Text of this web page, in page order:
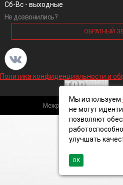
Сб-Вс - выходные
Не дозвонились?
ОБРАТНЫЙ
Политика конфиденциальности и
Межрегиональная
Мы используем
не могут
позволяют
улучшать
ОК